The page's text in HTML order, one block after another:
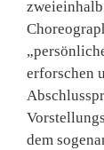
erforschen
dem